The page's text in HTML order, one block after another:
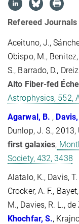
Refereed Journals
Aceituno, J.,
Obispo, M.,
S., Barrado, D.,
Alto Fiber-fed
Astrophysics, 552,
Agarwal, B. ,
Dunlop, J. S., 2013,
first galaxies,
Society, 432, 3438
Alatalo, K., Davis,
Crocker, A. F.,
M., Davies, R. L., de
Khochfar, S.,